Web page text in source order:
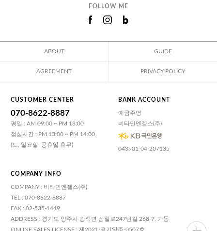
FOLLOW ME
ABOUT GUIDE
AGREEMENT PRIVACY POLICY
CUSTOMER CENTER
070-8622-8887
평일 : AM 09:00 ~ PM 18:00
점심시간 : PM 13:00 ~ PM 14:00
(토, 일요일, 공휴일 휴무)
BANK ACCOUNT
예금주명
비타민엔젤스(주)
043901-04-207135
COMPANY INFO
COMPANY : 비타민엔젤스(주)
TEL : 070-8622-8887
FAX : 02-535-1449
ADDRESS : 경기도 양주시 광적면 삼일로247번길 268-7, 가동
ONLINE SALES LICENSE : 제2021-경기양주-0507호